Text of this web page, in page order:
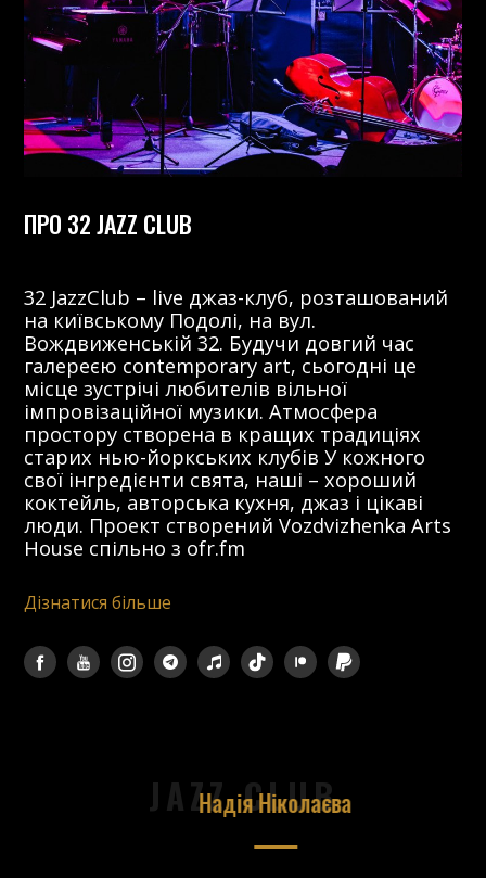
ПРО 32 JAZZ CLUB
32 JazzClub – live джаз-клуб, розташований
на київському Подолі, на вул.
Вождвиженській 32. Будучи довгий час
галереєю contemporary art, сьогодні це
місце зустрічі любителів вільної
імпровізаційної музики. Атмосфера
простору створена в кращих традиціях
старих нью-йоркських клубів У кожного
свої інгредієнти свята, наші – хороший
коктейль, авторська кухня, джаз і цікаві
люди. Проект створений Vozdvizhenka Arts
House спільно з ofr.fm
Дізнатися більше
JAZZ CLUB
Надія Ніколаєва